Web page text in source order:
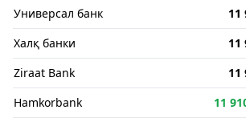
Универсал банк
11
Халқ банки
11
Ziraat Bank
11
Hamkorbank
11